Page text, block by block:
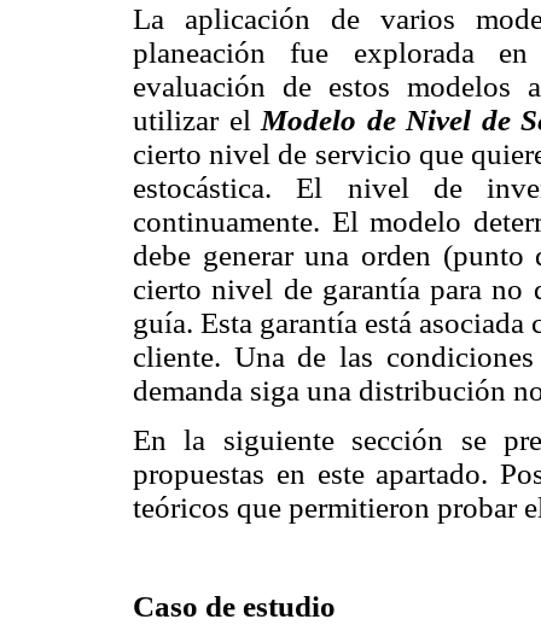
La aplicación de varios
planeación fue explorada
evaluación de estos modelos
utilizar el Modelo de Nivel de
cierto nivel de servicio que
estocástica. El nivel de
continuamente. El modelo
debe generar una orden
cierto nivel de garantía para no
guía. Esta garantía está
cliente. Una de las
demanda siga una distribución
En la siguiente sección se
propuestas en este apartado.
teóricos que permitieron probar
Caso de estudio